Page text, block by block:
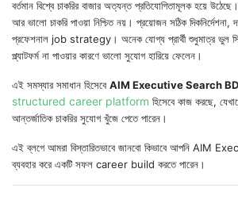
বর্তমান বিশ্বে চাকরির বাজার অত্যন্ত প্রতিযোগিতামূলক হয়ে
আর ভালো চাকরি পাওয়া নিশ্চিত নয়। প্রয়োজন সঠিক
প্রফেশনাল job strategy। অনেক যোগ্য প্রার্থী শুধুমাত্র ভুল
প্ল্যাটফর্ম না পাওয়ার কারণে ভালো সুযোগ হারিয়ে ফেলেন।
এই সমস্যার সমাধান হিসেবে AIM Executive Search
structured career platform হিসেবে কাজ করছে,
আন্তর্জাতিক চাকরির সুযোগ খুঁজে পেতে পারেন।
এই ব্লগে আমরা বিস্তারিতভাবে জানবো কিভাবে আপনি AIM
ব্যবহার করে একটি সফল career build করতে পারেন।